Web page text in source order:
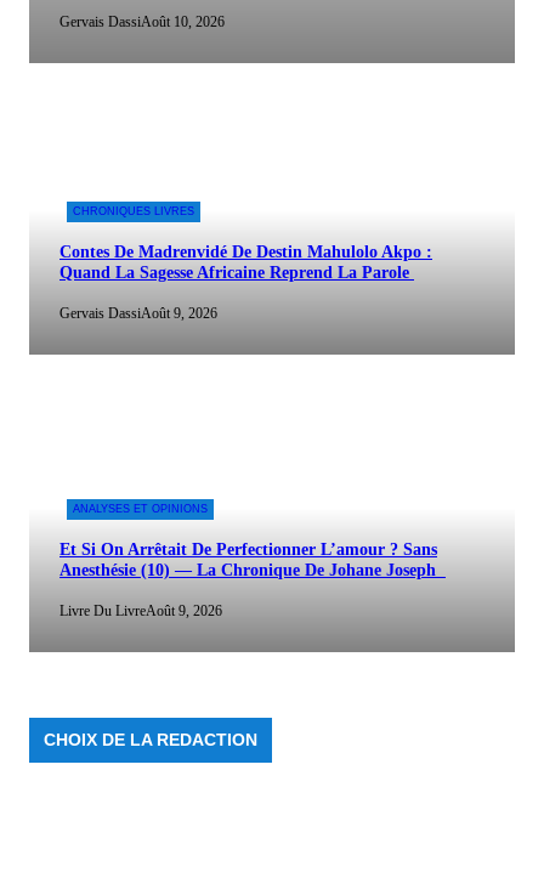
Gervais DassiAoût 10, 2026
CHRONIQUES LIVRES
Contes De Madrenvidé De Destin Mahulolo Akpo :
Quand La Sagesse Africaine Reprend La Parole
Gervais DassiAoût 9, 2026
ANALYSES ET OPINIONS
Et Si On Arrêtait De Perfectionner L’amour ? Sans
Anesthésie (10) — La Chronique De Johane Joseph
Livre Du LivreAoût 9, 2026
CHOIX DE LA REDACTION